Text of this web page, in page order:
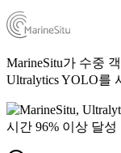
MarineSitu가 수중
Ultralytics YOLO를